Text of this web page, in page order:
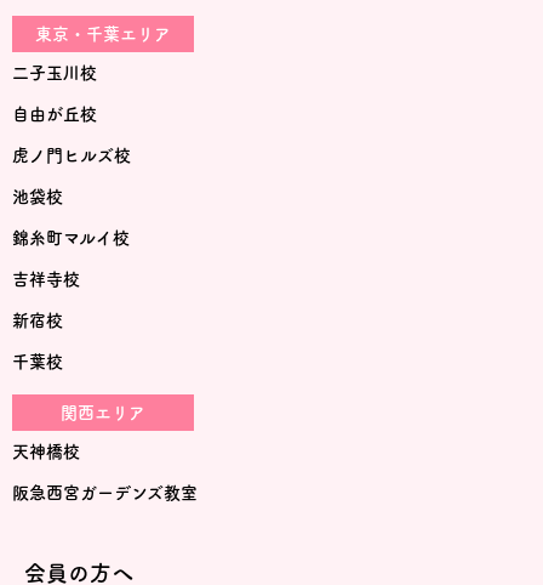
東京・千葉エリア
二子玉川校
自由が丘校
虎ノ門ヒルズ校
池袋校
錦糸町マルイ校
吉祥寺校
新宿校
千葉校
関西エリア
天神橋校
阪急西宮ガーデンズ教室
会員の方へ